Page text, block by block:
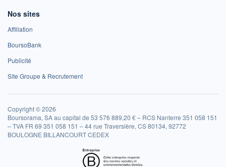
Nos sites
Affiliation
BoursoBank
Publicité
Site Groupe & Recrutement
Copyright © 2026
Boursorama, SA au capital de 53 576 889,20 € – RCS Nanterre 351 058 151
– TVA FR 69 351 058 151 – 44 rue Traversière, CS 80134, 92772
BOULOGNE BILLANCOURT CEDEX